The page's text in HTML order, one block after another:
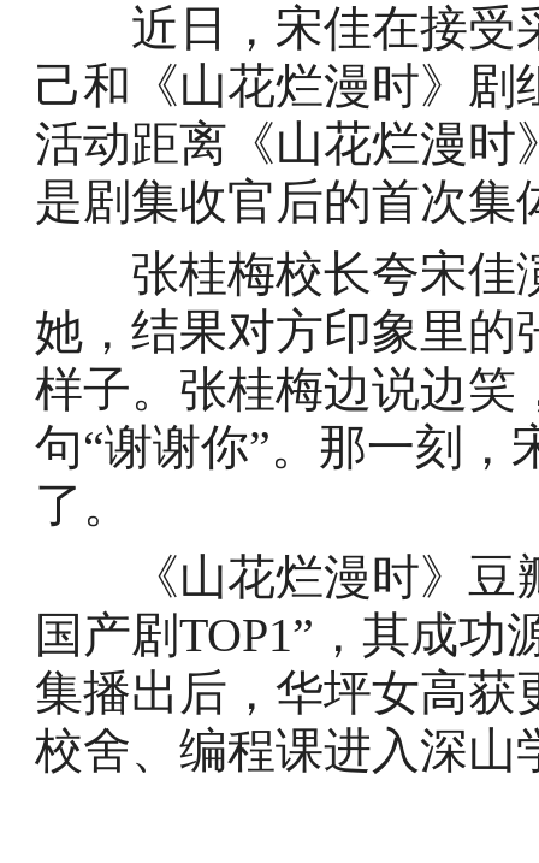
近日，宋佳在接受
己和《山花烂漫时》
活动距离《山花烂漫时
是剧集收官后的首次集
张桂梅校长夸宋佳
她，结果对方印象里的
样子。张桂梅边说边笑
句“谢谢你”。那一刻
了。
《山花烂漫时》豆
国产剧TOP1”，其成
集播出后，华坪女高获
校舍、编程课进入深山